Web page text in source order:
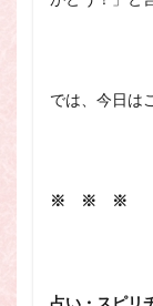
では、今日は
※ ※ ※